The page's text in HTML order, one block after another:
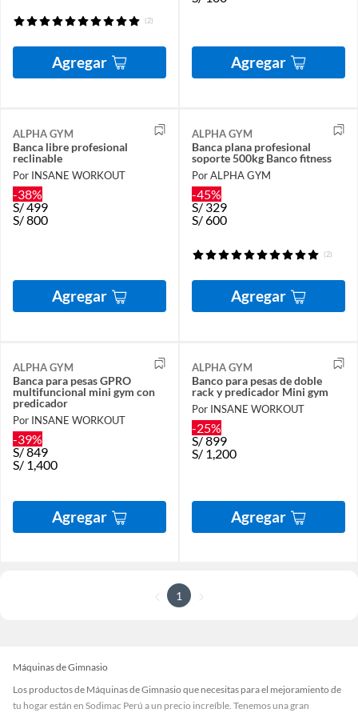
(2)
Agregar Agregar
ALPHA GYM
Banca libre profesional
reclinable
Por INSANE WORKOUT
-38%
S/499
S/800
Agregar
ALPHA GYM
Banca plana profesional
soporte 500kg Banco fitness
Por ALPHA GYM
-45%
S/ 329
S/600
(2)
Agregar
ALPHA GYM
Banca para pesas GPRO
multifuncional mini gym con
predicador
Por INSANE WORKOUT
-39%
S/849
S/ 1,400
Agregar
ALPHA GYM
Banco para pesas de doble
rack y predicador Mini gym
Por INSANE WORKOUT
-25%
S/899
S/ 1,200
Agregar
1
Máquinas de Gimnasio
Los productos de Máquinas de Gimnasio que necesitas para el mejoramiento de
tu hogar están en Sodimac Perú a un precio increíble. Tenemos una gran